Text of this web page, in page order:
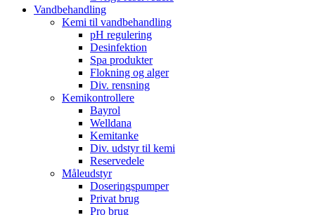
Vandbehandling
Kemi til vandbehandling
pH regulering
Desinfektion
Spa produkter
Flokning og alger
Div. rensning
Kemikontrollere
Bayrol
Welldana
Kemitanke
Div. udstyr til kemi
Reservedele
Måleudstyr
Doseringspumper
Privat brug
Pro brug